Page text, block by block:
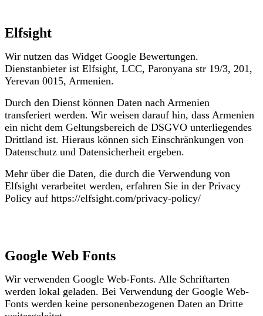
Elfsight
Wir nutzen das Widget Google Bewertungen.
Dienstanbieter ist Elfsight, LCC, Paronyana str 19/3, 201,
Yerevan 0015, Armenien.
Durch den Dienst können Daten nach Armenien
transferiert werden. Wir weisen darauf hin, dass Armenien
ein nicht dem Geltungsbereich de DSGVO unterliegendes
Drittland ist. Hieraus können sich Einschränkungen von
Datenschutz und Datensicherheit ergeben.
Mehr über die Daten, die durch die Verwendung von
Elfsight verarbeitet werden, erfahren Sie in der Privacy
Policy auf https://elfsight.com/privacy-policy/
Google Web Fonts
Wir verwenden Google Web-Fonts. Alle Schriftarten
werden lokal geladen. Bei Verwendung der Google Web-
Fonts werden keine personenbezogenen Daten an Dritte